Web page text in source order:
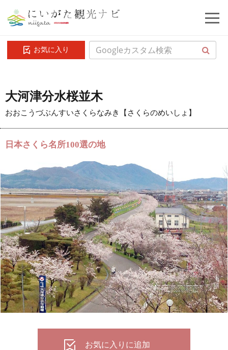
お気に入り
大河津分水桜並木
おおこうづぶんすいさくらなみき【さくらのめいしょ】
日本さくら名所100選の地